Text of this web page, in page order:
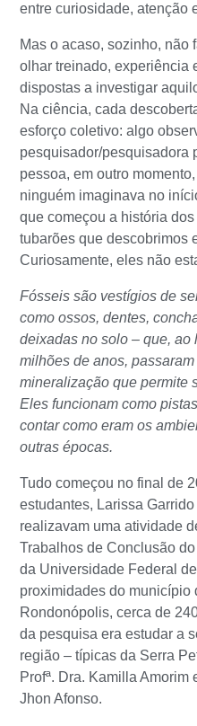
entre curiosidade, atenção
Mas o acaso, sozinho, não
olhar treinado, experiência
dispostas a investigar
Na ciência, cada
esforço coletivo: algo
pesquisador/pesquisadora
pessoa, em outro
ninguém imaginava no
que começou a história
tubarões que descobrimos
Curiosamente, eles não
Fósseis são vestígios de
como ossos, dentes,
deixadas no solo – que, ao
milhões de anos,
mineralização que permite
Eles funcionam como
contar como eram os
outras épocas.
Tudo começou no final de
estudantes, Larissa
realizavam uma atividade
Trabalhos de Conclusão
da Universidade Federal
proximidades do município
Rondonópolis, cerca de
da pesquisa era estudar a
região – típicas da Serra
Profª. Dra. Kamilla Amorim
Jhon Afonso.